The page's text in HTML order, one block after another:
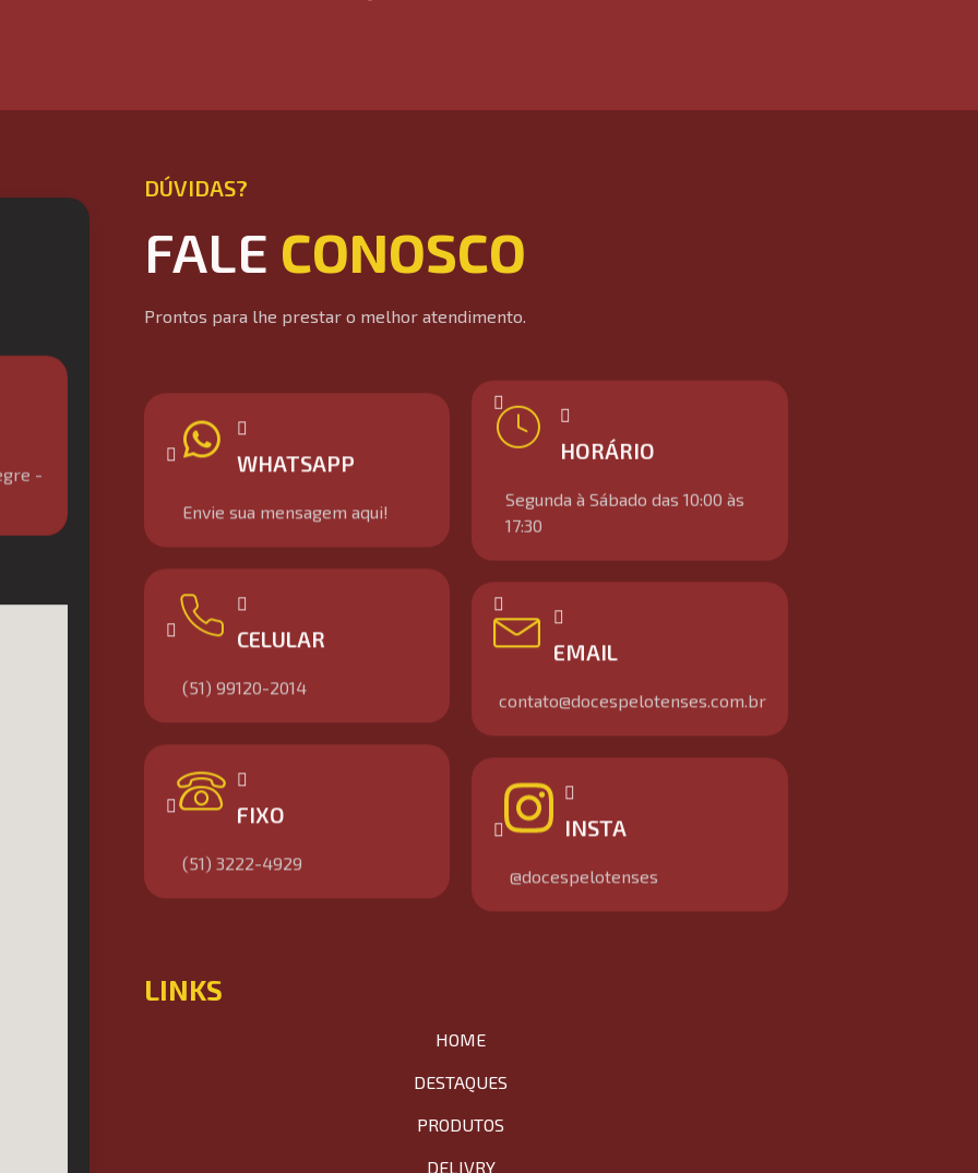
DÚVIDAS?
FALE CONOSCO
Prontos para lhe prestar o melhor atendimento.
WHATSAPP
Envie sua mensagem aqui!
CELULAR
(51) 99120-2014
FIXO
(51) 3222-4929
HORÁRIO
Segunda à Sábado das 10:00 às
17:30
EMAIL
contato@docespelotenses.com.br
INSTA
@docespelotenses
LINKS
HOME
DESTAQUES
PRODUTOS
DELIVRY